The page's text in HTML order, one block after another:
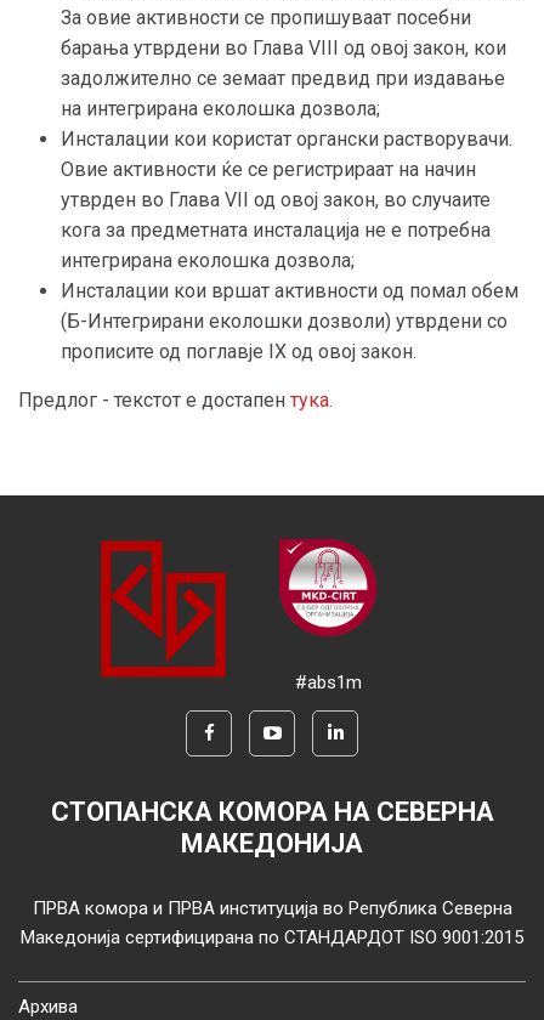
За овие активности се пропишуваат посебни
барања утврдени во Глава VIII од овој закон, кои
задолжително се земаат предвид при издавање
на интегрирана еколошка дозвола;
Инсталации кои користат органски растворувачи.
Овие активности ќе се регистрираат на начин
утврден во Глава VII од овој закон, во случаите
кога за предметната инсталација не е потребна
интегрирана еколошка дозвола;
Инсталации кои вршат активности од помал обем
(Б-Интегрирани еколошки дозволи) утврдени со
прописите од поглавје IX од овој закон.
Предлог - текстот е достапен тука.
#abs1m
СТОПАНСКА КОМОРА НА СЕВЕРНА
МАКЕДОНИЈА
ПРВА комора и ПРВА институција во Република Северна
Македонија сертифицирана по СТАНДАРДОТ ISO 9001:2015
Архива